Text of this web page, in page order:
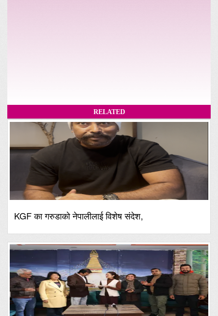
RELATED
KGF का गरुडाको नेपालीलाई विशेष संदेश,